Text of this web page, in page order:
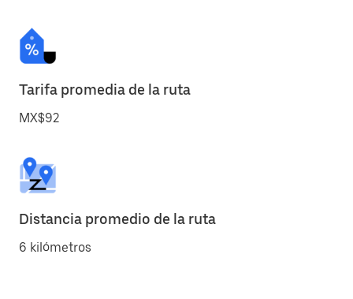
Tarifa promedia de la ruta
MX$92
Distancia promedio de la ruta
6 kilómetros